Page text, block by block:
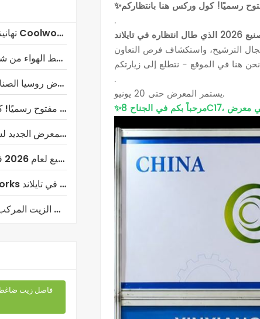
تهانينا على استخدامك لفرشاة Coolworks!
معرض تايلاند إكسبو مفتوح رسميًا! كول وركس هنا بانتظاركم!
فاصل الزيت المركب المُطوّر حديثًا من شركة Coolworks!
فاصل زيت ضاغط
.
.
يستمر المعرض حتى 20 يونيو.